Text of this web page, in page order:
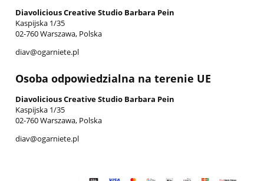
Diavolicious Creative Studio Barbara Pein
Kaspijska 1/35
02-760 Warszawa, Polska
diav@ogarniete.pl
Osoba odpowiedzialna na terenie UE
Diavolicious Creative Studio Barbara Pein
Kaspijska 1/35
02-760 Warszawa, Polska
diav@ogarniete.pl